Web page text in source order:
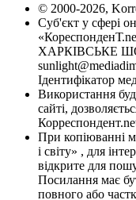
© 2000-2026,
Суб'єкт у сфері
ХАРКІВСЬКЕ
Ідентифікатор
Використання
сайті,
При копіюванні
і світу» , для
відкрите для
Посилання має
повного або